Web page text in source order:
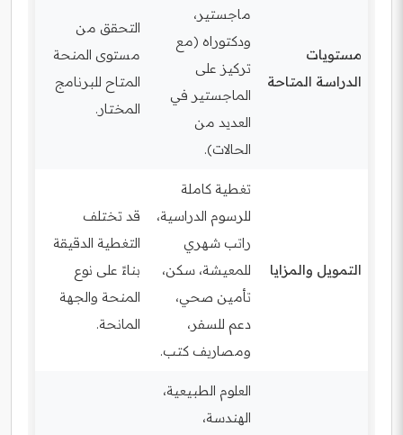
مستويات
الدراسة المتاحة
ماجستير،
ودكتوراه (مع
تركيز على
الماجستير في
العديد من
الحالات).
التحقق من
مستوى المنحة
المتاح للبرنامج
المختار.
التمويل والمزايا
تغطية كاملة
للرسوم الدراسية،
راتب شهري
للمعيشة، سكن،
تأمين صحي،
دعم للسفر،
ومصاريف كتب.
قد تختلف
التغطية الدقيقة
بناءً على نوع
المنحة والجهة
المانحة.
العلوم الطبيعية،
الهندسة،